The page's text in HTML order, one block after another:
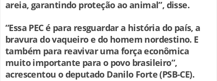
areia, garantindo proteção ao animal”, disse.
“Essa PEC é para resguardar a história do país, a
bravura do vaqueiro e do homem nordestino. E
também para reavivar uma força econômica
muito importante para o povo brasileiro”,
acrescentou o deputado Danilo Forte (PSB-CE).